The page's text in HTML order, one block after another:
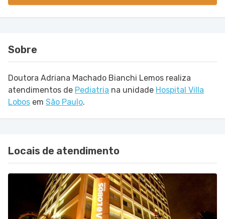
Sobre
Doutora Adriana Machado Bianchi Lemos realiza
atendimentos de Pediatria na unidade Hospital Villa
Lobos em São Paulo.
Locais de atendimento